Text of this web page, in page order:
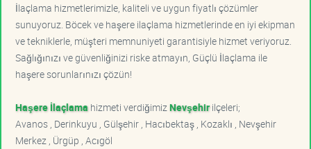
İlaçlama hizmetlerimizle, kaliteli ve uygun fiyatlı çözümler
sunuyoruz. Böcek ve haşere ilaçlama hizmetlerinde en iyi ekipman
ve tekniklerle, müşteri memnuniyeti garantisiyle hizmet veriyoruz.
Sağlığınızı ve güvenliğinizi riske atmayın, Güçlü İlaçlama ile
haşere sorunlarınızı çözün!
Haşere İlaçlama hizmeti verdiğimiz Nevşehirilçeleri;
Avanos , Derinkuyu , Gülşehir , Hacıbektaş , Kozaklı , Nevşehir
Merkez , Ürgüp , Acıgöl